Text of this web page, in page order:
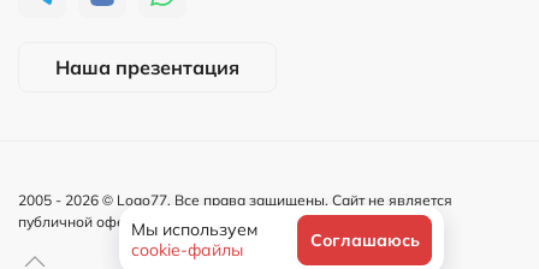
Наша презентация
2005 - 2026 © Logo77. Все права защищены. Сайт не является
публичной офертой и носит информационный характер.
Мы используем
cookie-файлы
Соглашаюсь